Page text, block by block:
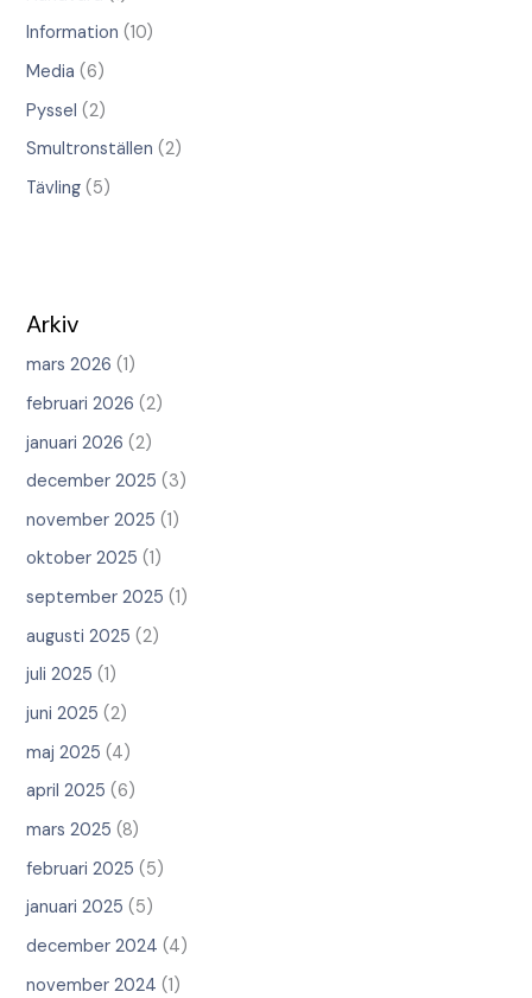
Information (10)
Media (6)
Pyssel (2)
Smultronställen (2)
Tävling (5)
Arkiv
mars 2026 (1)
februari 2026 (2)
januari 2026 (2)
december 2025 (3)
november 2025 (1)
oktober 2025 (1)
september 2025 (1)
augusti 2025 (2)
juli 2025 (1)
juni 2025 (2)
maj 2025 (4)
april 2025 (6)
mars 2025 (8)
februari 2025 (5)
januari 2025 (5)
december 2024 (4)
november 2024 (1)